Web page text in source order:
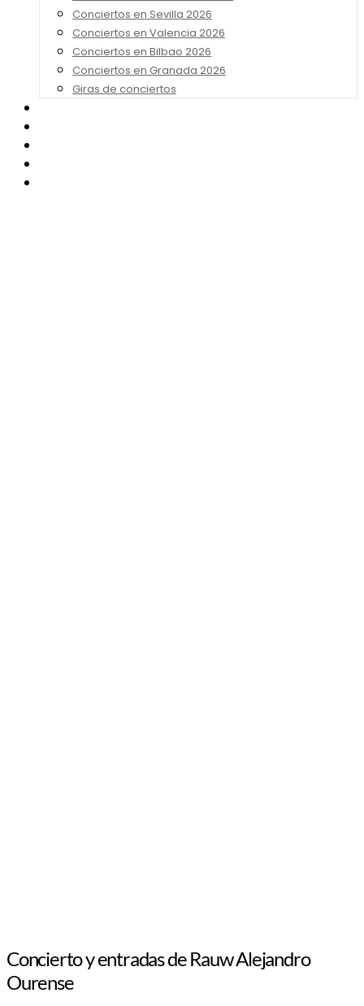
Conciertos en Sevilla 2026
Conciertos en Valencia 2026
Conciertos en Bilbao 2026
Conciertos en Granada 2026
Giras de conciertos
Concierto y entradas de Rauw Alejandro
Ourense